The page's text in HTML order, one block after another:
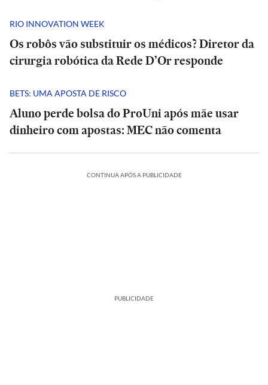
RIO INNOVATION WEEK
Os robôs vão substituir os médicos? Diretor da
cirurgia robótica da Rede D’Or responde
BETS: UMA APOSTA DE RISCO
Aluno perde bolsa do ProUni após mãe usar
dinheiro com apostas: MEC não comenta
CONTINUA APÓS A PUBLICIDADE
PUBLICIDADE